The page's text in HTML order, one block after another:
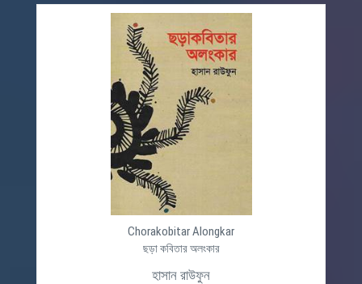
Chorakobitar Alongkar
ছড়া কবিতার অলংকার
হাসান রাউফুন